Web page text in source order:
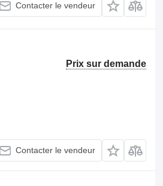
Contacter le vendeur
Prix sur demande
Contacter le vendeur